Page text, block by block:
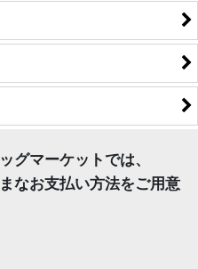
グマーケットでは、
なお支払い方法をご用意